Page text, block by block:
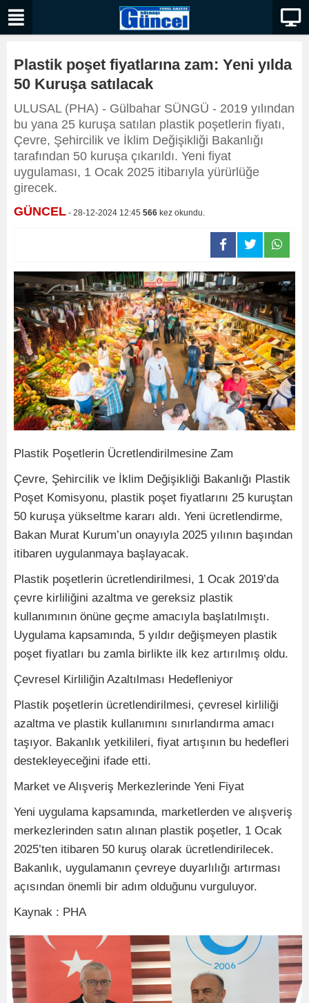
Plastik poşet fiyatlarına zam: Yeni yılda
50 Kuruşa satılacak
ULUSAL (PHA) - Gülbahar SÜNGÜ - 2019 yılından
bu yana 25 kuruşa satılan plastik poşetlerin fiyatı,
Çevre, Şehircilik ve İklim Değişikliği Bakanlığı
tarafından 50 kuruşa çıkarıldı. Yeni fiyat
uygulaması, 1 Ocak 2025 itibarıyla yürürlüğe
girecek.
GÜNCEL - 28-12-2024 12:45 566 kez okundu.
Plastik Poşetlerin Ücretlendirilmesine Zam
Çevre, Şehircilik ve İklim Değişikliği Bakanlığı Plastik
Poşet Komisyonu, plastik poşet fiyatlarını 25 kuruştan
50 kuruşa yükseltme kararı aldı. Yeni ücretlendirme,
Bakan Murat Kurum’un onayıyla 2025 yılının başından
itibaren uygulanmaya başlayacak.
Plastik poşetlerin ücretlendirilmesi, 1 Ocak 2019’da
çevre kirliliğini azaltma ve gereksiz plastik
kullanımının önüne geçme amacıyla başlatılmıştı.
Uygulama kapsamında, 5 yıldır değişmeyen plastik
poşet fiyatları bu zamla birlikte ilk kez artırılmış oldu.
Çevresel Kirliliğin Azaltılması Hedefleniyor
Plastik poşetlerin ücretlendirilmesi, çevresel kirliliği
azaltma ve plastik kullanımını sınırlandırma amacı
taşıyor. Bakanlık yetkilileri, fiyat artışının bu hedefleri
destekleyeceğini ifade etti.
Market ve Alışveriş Merkezlerinde Yeni Fiyat
Yeni uygulama kapsamında, marketlerden ve alışveriş
merkezlerinden satın alınan plastik poşetler, 1 Ocak
2025’ten itibaren 50 kuruş olarak ücretlendirilecek.
Bakanlık, uygulamanın çevreye duyarlılığı artırması
açısından önemli bir adım olduğunu vurguluyor.
Kaynak : PHA